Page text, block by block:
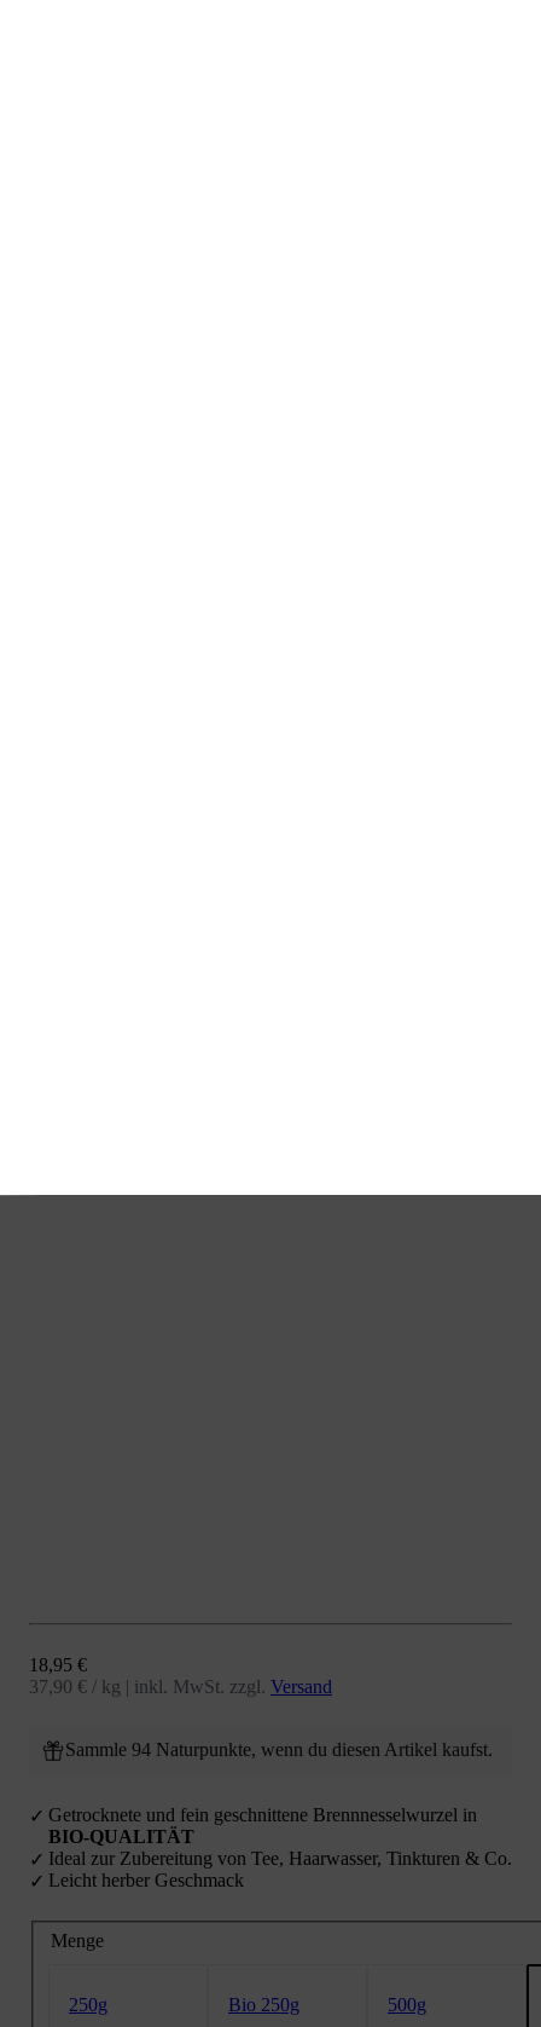
Angebot
18,95 €
37,90 € / kg | inkl. MwSt. zzgl. Versand
Sammle 94 Naturpunkte, wenn du diesen Artikel kaufst.
Getrocknete und fein geschnittene Brennnesselwurzel in
BIO-QUALITÄT
Ideal zur Zubereitung von Tee, Haarwasser, Tinkturen & Co.
Leicht herber Geschmack
Menge
250g Bio 250g 500g